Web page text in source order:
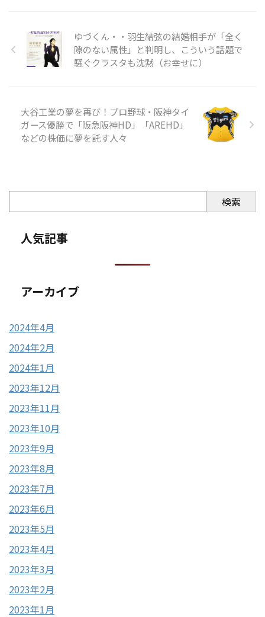
ゆづくん・・羽生結弦の結婚相手が「全く
隙のない属性」と判明し、こういう話題で
騒ぐクラスタも沈黙（お幸せに）
大谷工業の夢を再び！プロ野球・阪神タイ
ガース優勝で「阪急阪神HD」「AREHD」
などの株価に夢を託す人々
検索
人気記事
アーカイブ
2024年4月
2024年2月
2024年1月
2023年12月
2023年11月
2023年10月
2023年9月
2023年8月
2023年7月
2023年6月
2023年5月
2023年4月
2023年3月
2023年2月
2023年1月